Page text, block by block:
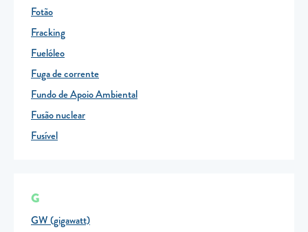
Fotão
Fracking
Fuelóleo
Fuga de corrente
Fundo de Apoio Ambiental
Fusão nuclear
Fusível
G
GW (gigawatt)